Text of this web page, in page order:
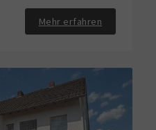
Mehr erfahren